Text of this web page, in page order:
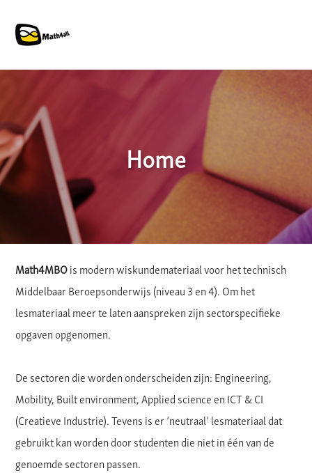
Home
Math4MBOis modern wiskundemateriaal voor het technisch
Middelbaar Beroepsonderwijs (niveau 3 en 4). Om het
lesmateriaal meer te laten aanspreken zijn sectorspecifieke
opgaven opgenomen.
De sectoren die worden onderscheiden zijn: Engineering,
Mobility, Built environment, Applied science en ICT & CI
(Creatieve Industrie). Tevens is er ’neutraal’ lesmateriaal dat
gebruikt kan worden door studenten die niet in één van de
genoemde sectoren passen.